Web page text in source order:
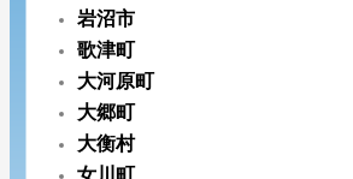
岩沼市
歌津町
大河原町
大郷町
大衡村
女川町